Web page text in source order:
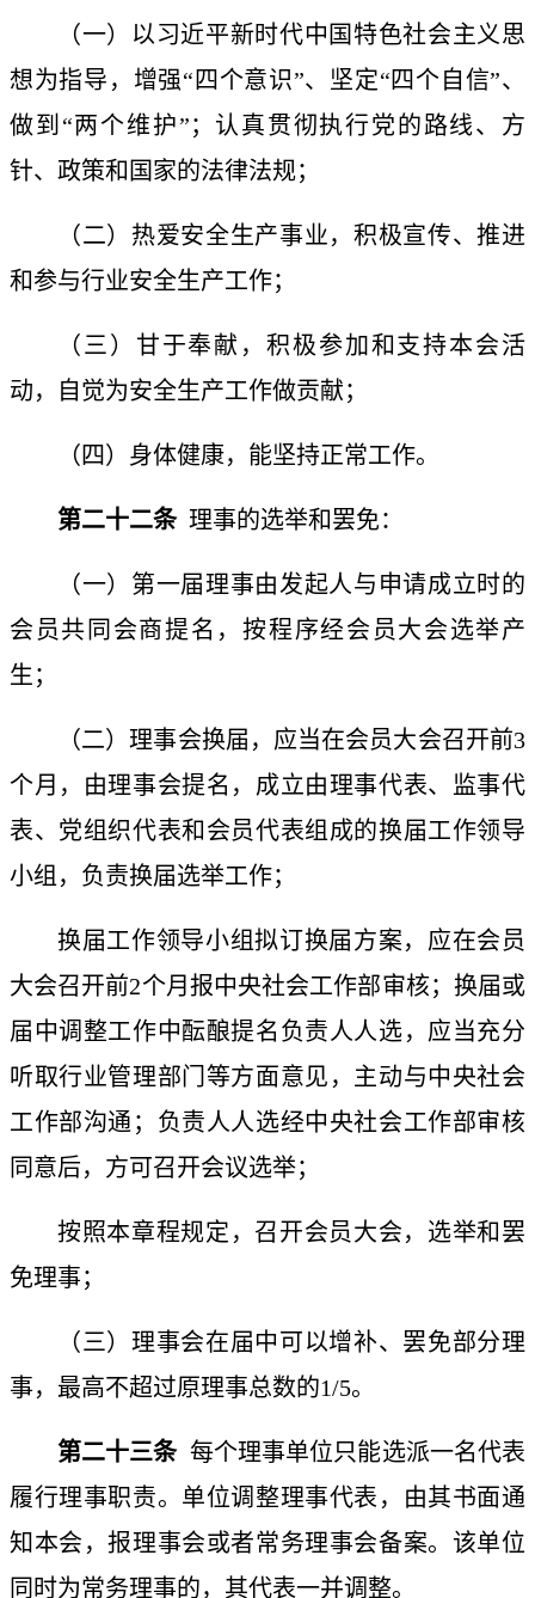
（一）以习近平新时代中国特色社会主义思
想为指导，增强“四个意识”、坚定“四个自信”、
做到“两个维护”；认真贯彻执行党的路线、方
针、政策和国家的法律法规；
（二）热爱安全生产事业，积极宣传、推进
和参与行业安全生产工作；
（三）甘于奉献，积极参加和支持本会活
动，自觉为安全生产工作做贡献；
（四）身体健康，能坚持正常工作。
第二十二条 理事的选举和罢免：
（一）第一届理事由发起人与申请成立时的
会员共同会商提名，按程序经会员大会选举产
生；
（二）理事会换届，应当在会员大会召开前3
个月，由理事会提名，成立由理事代表、监事代
表、党组织代表和会员代表组成的换届工作领导
小组，负责换届选举工作；
换届工作领导小组拟订换届方案，应在会员
大会召开前2个月报中央社会工作部审核；换届或
届中调整工作中酝酿提名负责人人选，应当充分
听取行业管理部门等方面意见，主动与中央社会
工作部沟通；负责人人选经中央社会工作部审核
同意后，方可召开会议选举；
按照本章程规定，召开会员大会，选举和罢
免理事；
（三）理事会在届中可以增补、罢免部分理
事，最高不超过原理事总数的1/5。
第二十三条 每个理事单位只能选派一名代表
履行理事职责。单位调整理事代表，由其书面通
知本会，报理事会或者常务理事会备案。该单位
同时为常务理事的，其代表一并调整。